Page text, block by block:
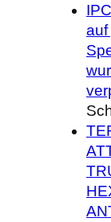
auf